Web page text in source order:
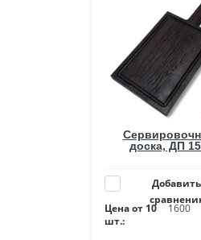
доска, ДП
Цена от 10
шт.:
1600